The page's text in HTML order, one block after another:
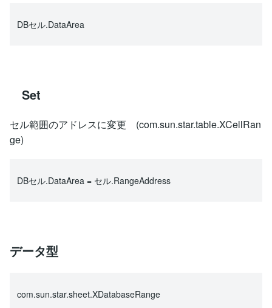
DBセル.DataArea
Set
セル範囲のアドレスに変更 (com.sun.star.table.XCellRan
ge)
DBセル.DataArea = セル.RangeAddress
データ型
com.sun.star.sheet.XDatabaseRange